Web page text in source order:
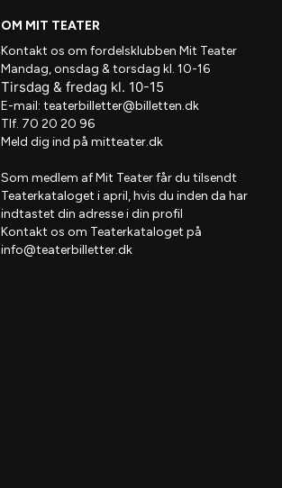
OM MIT TEATER
Kontakt os om fordelsklubben Mit Teater
Mandag, onsdag & torsdag kl. 10-16
Tirsdag & fredag kl. 10-15
E-mail: teaterbilletter@billetten.dk
Tlf. 70 20 20 96
Meld dig ind på mitteater.dk
Som medlem afMit Teaterfår du tilsendt
Teaterkataloget i april, hvis du inden da har
indtastet din adresse i din profil
Kontakt os om Teaterkataloget på
info@teaterbilletter.dk